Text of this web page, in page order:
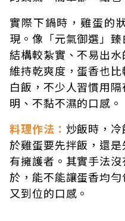
實際下鍋時，雞蛋的
現。像「元氣御選」
結構較紮實、不易出
維持乾爽度，蛋香也
白飯，不少人習慣用
明、不黏不濕的口感。
料理作法： 炒飯時，
於雞蛋要先拌飯，還
有擁護者。其實手法
於，能不能讓蛋香均
又到位的口感。